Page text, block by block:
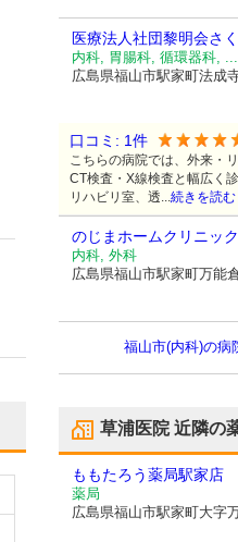
医療法人社団黎明会さ
内科, 胃腸科, 循環器科, ...
広島県福山市駅家町法成
口コミ: 1件
こちらの病院では、外来・
CT検査・X線検査と幅広く
リハビリ室、透...続きを読む
のじまホームクリニック
内科, 外科
広島県福山市駅家町万能
福山市(内科)の病
草浦医院近隣の
ももたろう薬局駅家店
薬局
広島県福山市駅家町大字